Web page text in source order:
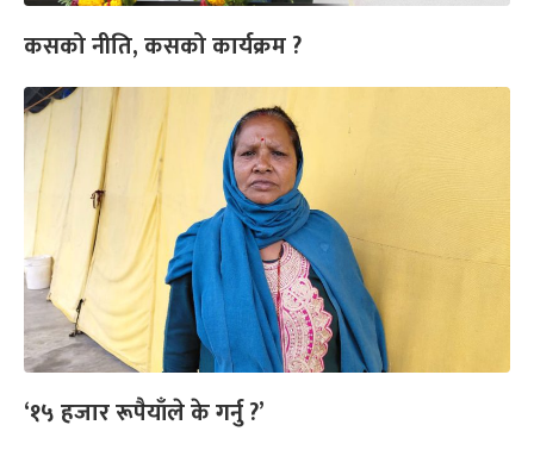
कसको नीति, कसको कार्यक्रम ?
‘१५ हजार रूपैयाँले के गर्नु ?’